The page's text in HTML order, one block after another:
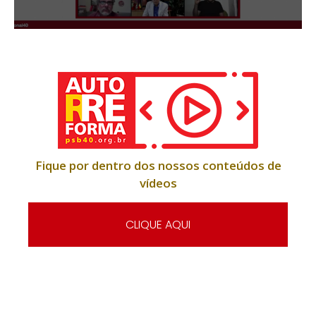
Fique por dentro dos nossos conteúdos de
vídeos
CLIQUE AQUI